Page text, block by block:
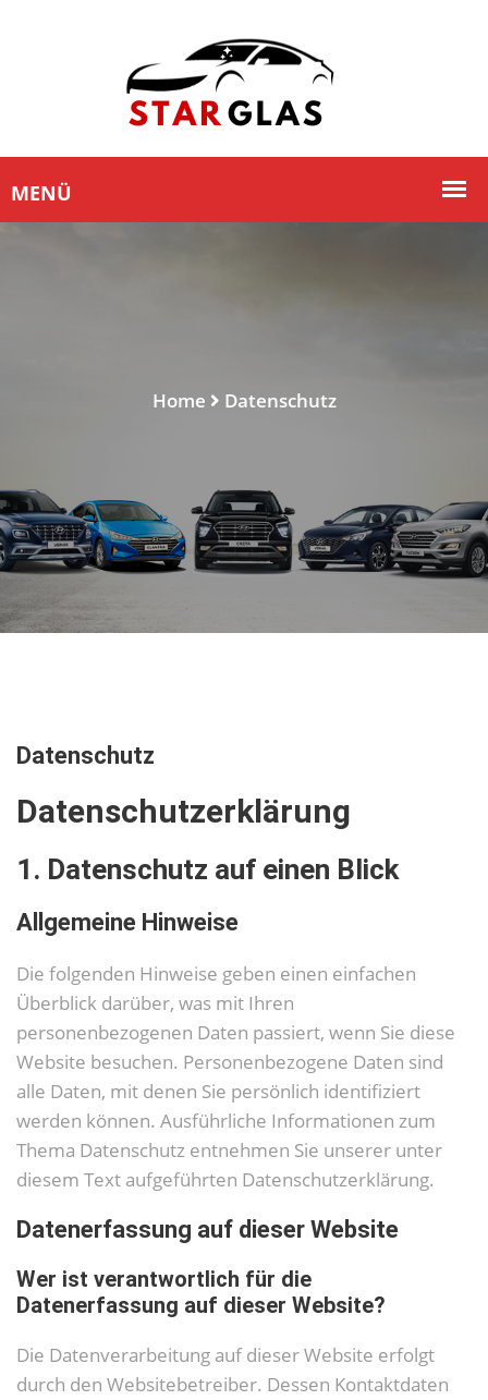
Home Datenschutz
Datenschutz
Datenschutz­erklärung
1. Datenschutz auf einen Blick
Allgemeine Hinweise
Die folgenden Hinweise geben einen einfachen
Überblick darüber, was mit Ihren
personenbezogenen Daten passiert, wenn Sie diese
Website besuchen. Personenbezogene Daten sind
alle Daten, mit denen Sie persönlich identifiziert
werden können. Ausführliche Informationen zum
Thema Datenschutz entnehmen Sie unserer unter
diesem Text aufgeführten Datenschutzerklärung.
Datenerfassung auf dieser Website
Wer ist verantwortlich für die
Datenerfassung auf dieser Website?
Die Datenverarbeitung auf dieser Website erfolgt
durch den Websitebetreiber. Dessen Kontaktdaten